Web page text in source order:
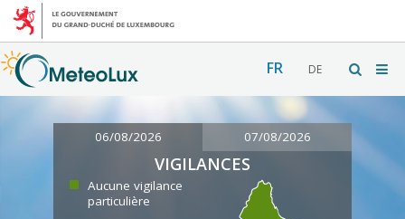
FR DE
06/08/2026 07/08/2026
VIGILANCES
Aucune vigilance
particulière